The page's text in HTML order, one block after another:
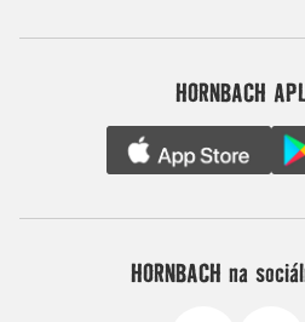
HORNBACH
HORNBACH na